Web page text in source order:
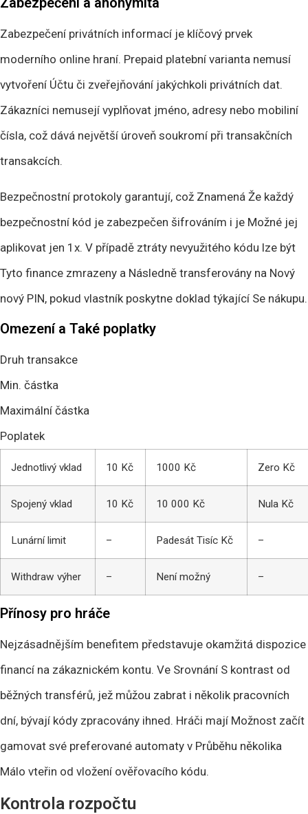
Zabezpečení privátních informací je klíčový prvek
moderního online hraní. Prepaid platební varianta nemusí
vytvoření Účtu či zveřejňování jakýchkoli privátních dat.
Zákazníci nemusejí vyplňovat jméno, adresy nebo mobiliní
čísla, což dává největší úroveň soukromí při transakčních
transakcích.
Bezpečnostní protokoly garantují, což Znamená Že každý
bezpečnostní kód je zabezpečen šifrováním i je Možné jej
aplikovat jen 1x. V případě ztráty nevyužitého kódu lze být
Tyto finance zmrazeny a Následně transferovány na Nový
nový PIN, pokud vlastník poskytne doklad týkající Se nákupu.
Omezení a Také poplatky
Druh transakce
Min. částka
Maximální částka
Poplatek
Jednotlivý vklad 10 Kč 1000 Kč Zero Kč
Spojený vklad 10 Kč 10 000 Kč Nula Kč
Lunární limit – Padesát Tisíc Kč –
Withdraw výher – Není možný –
Přínosy pro hráče
Nejzásadnějším benefitem představuje okamžitá dispozice
financí na zákaznickém kontu. Ve Srovnání S kontrast od
běžných transférů, jež můžou zabrat i několik pracovních
dní, bývají kódy zpracovány ihned. Hráči mají Možnost začít
gamovat své preferované automaty v Průběhu několika
Málo vteřin od vložení ověřovacího kódu.
Kontrola rozpočtu